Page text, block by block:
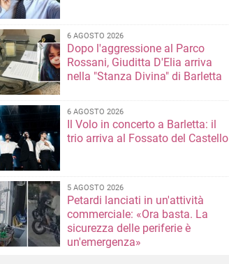
6 AGOSTO 2026
Dopo l'aggressione al Parco
Rossani, Giuditta D'Elia arriva
nella "Stanza Divina" di Barletta
6 AGOSTO 2026
Il Volo in concerto a Barletta: il
trio arriva al Fossato del Castello
5 AGOSTO 2026
Petardi lanciati in un'attività
commerciale: «Ora basta. La
sicurezza delle periferie è
un'emergenza»